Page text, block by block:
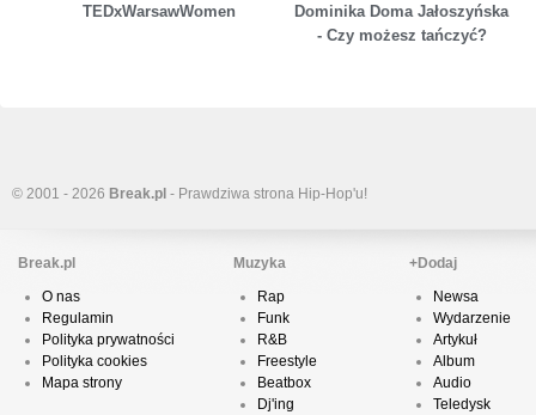
TEDxWarsawWomen
Dominika Doma Jałoszyńska
- Czy możesz tańczyć?
© 2001 - 2026 Break.pl - Prawdziwa strona Hip-Hop'u!
Break.pl
O nas
Regulamin
Polityka prywatności
Polityka cookies
Mapa strony
Muzyka
Rap
Funk
R&B
Freestyle
Beatbox
Dj'ing
+Dodaj
Newsa
Wydarzenie
Artykuł
Album
Audio
Teledysk